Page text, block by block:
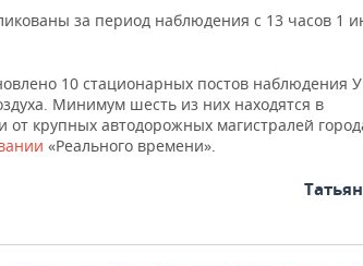
за период наблюдения с 13 часов 1
10 стационарных постов наблюдения
Минимум шесть из них находятся в
от крупных автодорожных магистралей
«Реального времени».